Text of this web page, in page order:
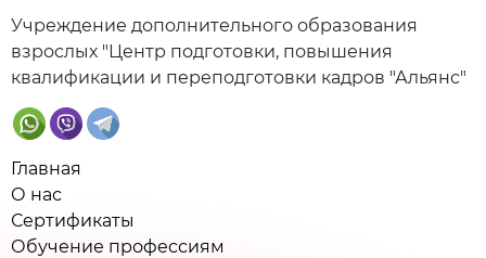
Учреждение дополнительного образования
взрослых "Центр подготовки, повышения
квалификации и переподготовки кадров "Альянс"
Главная
О нас
Сертификаты
Обучение профессиям